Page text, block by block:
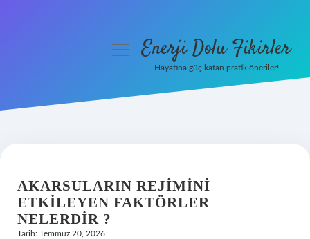
Hakkımızda
menüyüEnerji Dolu Fikirler
Hayatına güç katan pratik öneriler!
DOLU
FIKIRLER
AKARSULARIN REJIMINI
ETKILEYEN FAKTÖRLER
NELERDIR ?
Tarih: Temmuz 20, 2026